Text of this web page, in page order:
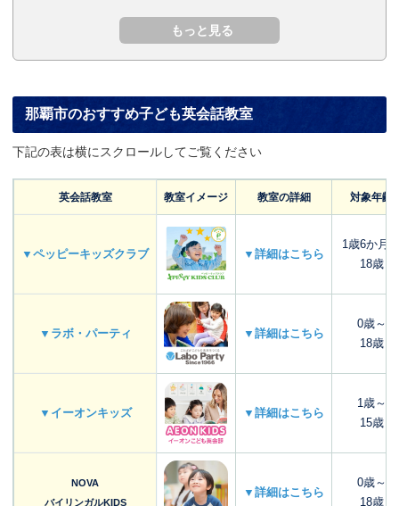
那覇市のおすすめ子ども英会話教室
下記の表は横にスクロールしてご覧ください
英会話教室 教室イメージ 教室の詳細 対象年齢
▼ペッピーキッズクラブ ▼詳細はこちら
1歳6か月
18歳
▼ラボ・パーティ ▼詳細はこちら
0歳～
18歳
▼イーオンキッズ ▼詳細はこちら
1歳～
15歳
NOVA
バイリンガルKIDS
▼詳細はこちら
0歳～
18歳